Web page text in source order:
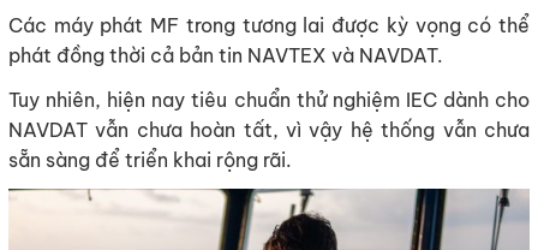
Các máy phát MF trong tương lai được kỳ vọng có thể
phát đồng thời cả bản tin NAVTEX và NAVDAT.
Tuy nhiên, hiện nay tiêu chuẩn thử nghiệm IEC dành cho
NAVDAT vẫn chưa hoàn tất, vì vậy hệ thống vẫn chưa
sẵn sàng để triển khai rộng rãi.